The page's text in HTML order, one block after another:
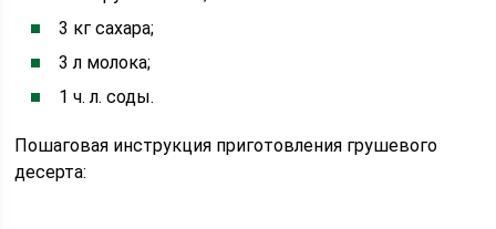
3 кг сахара;
3 л молока;
1 ч. л. соды.
Пошаговая инструкция приготовления грушевого
десерта: